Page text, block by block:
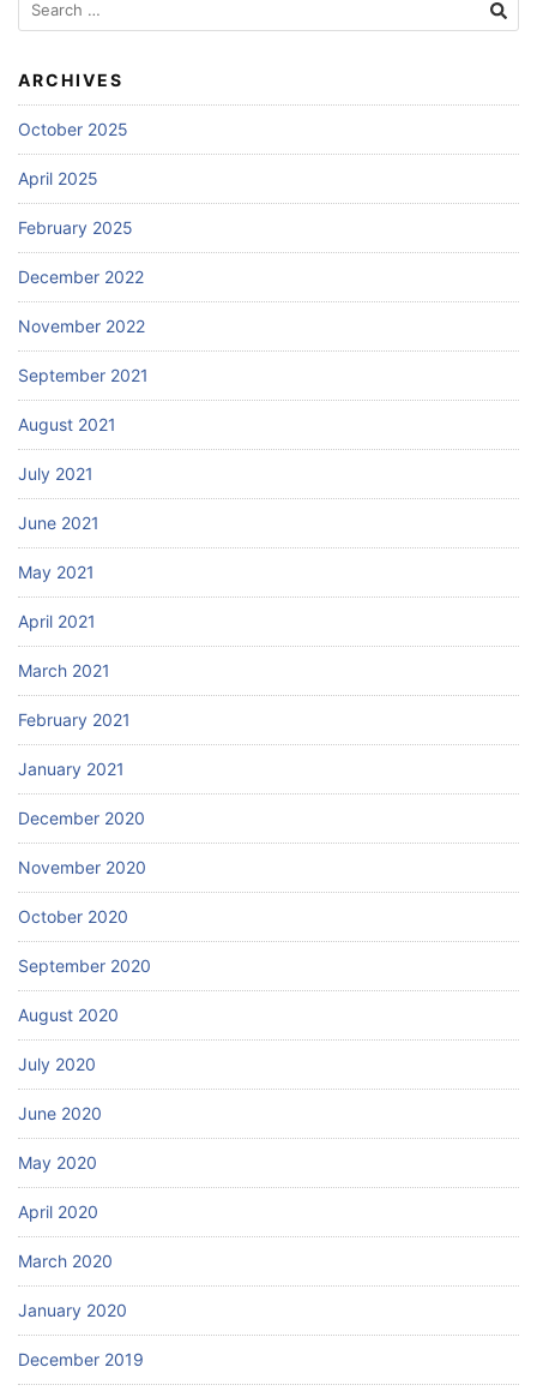
for:
ARCHIVES
October 2025
April 2025
February 2025
December 2022
November 2022
September 2021
August 2021
July 2021
June 2021
May 2021
April 2021
March 2021
February 2021
January 2021
December 2020
November 2020
October 2020
September 2020
August 2020
July 2020
June 2020
May 2020
April 2020
March 2020
January 2020
December 2019